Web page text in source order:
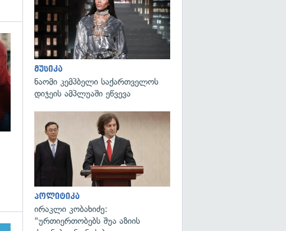
მუსიკა
ნაომი კემპბელი საქართველოს
დიჯეის ამპლუაში ეწვევა
პოლიტიკა
ირაკლი კობახიძე:
"ურთიერთობებს შუა აზიის